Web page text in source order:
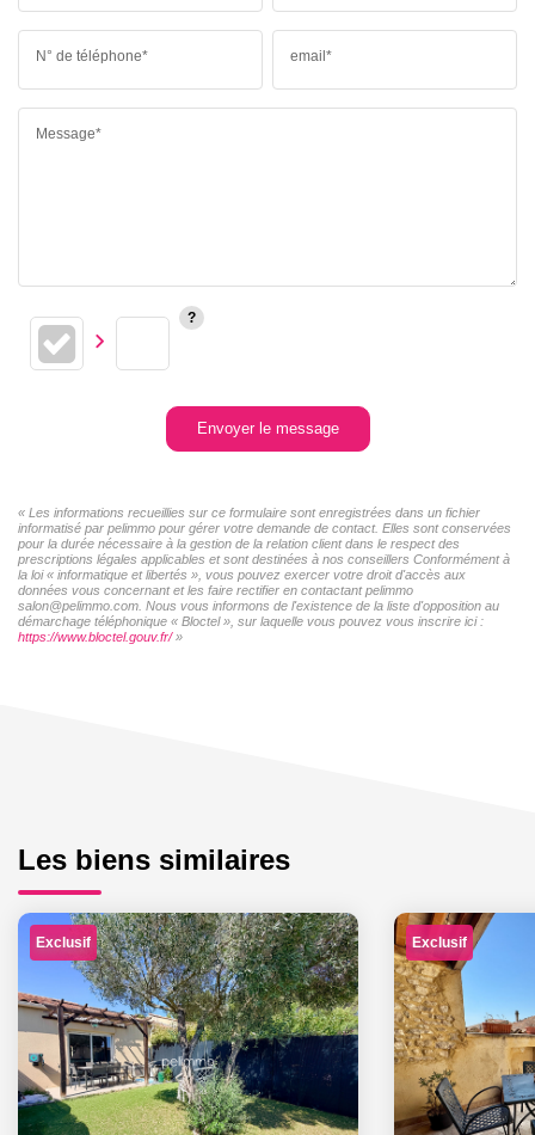
N° de téléphone* email*
Message*
Envoyer le message
« Les informations recueillies sur ce formulaire sont enregistrées dans un fichier
informatisé par pelimmo pour gérer votre demande de contact. Elles sont conservées
pour la durée nécessaire à la gestion de la relation client dans le respect des
prescriptions légales applicables et sont destinées à nos conseillers Conformément à
la loi « informatique et libertés », vous pouvez exercer votre droit d'accès aux
données vous concernant et les faire rectifier en contactant pelimmo
salon@pelimmo.com. Nous vous informons de l'existence de la liste d'opposition au
démarchage téléphonique « Bloctel », sur laquelle vous pouvez vous inscrire ici :
https://www.bloctel.gouv.fr/»
Les biens similaires
Exclusif Exclusif